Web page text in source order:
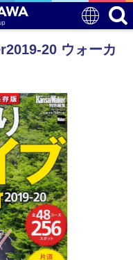
20 ウォーカ